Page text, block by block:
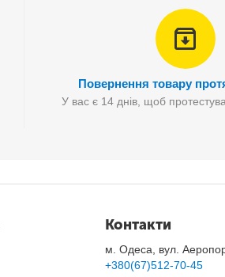
Повернення товару
У вас є 14 днів, щоб
Контакти
м. Одеса, вул.
+380(67)512-70-45